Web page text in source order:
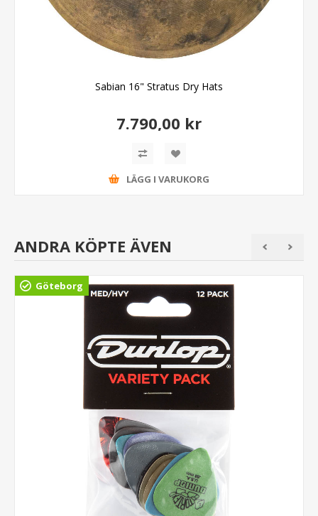
Sabian 16" Stratus Dry Hats
7.790,00 kr
LÄGG I VARUKORG
ANDRA KÖPTE ÄVEN
Göteborg